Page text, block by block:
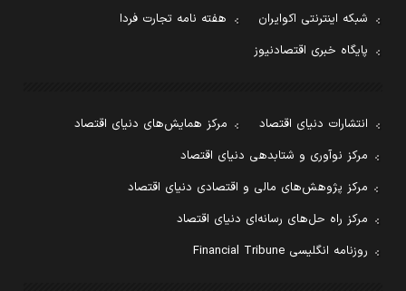
شبکه اینترنتی اکوایران
هفته نامه تجارت فردا
پایگاه خبری اقتصادنیوز
انتشارات دنیای اقتصاد
مرکز همایش‌های دنیای اقتصاد
مرکز نوآوری و شتابدهی دنیای اقتصاد
مرکز پژوهش‌های مالی و اقتصادی دنیای اقتصاد
مرکز راه حل‌های رسانه‌ای دنیای اقتصاد
روزنامه انگلیسی Financial Tribune